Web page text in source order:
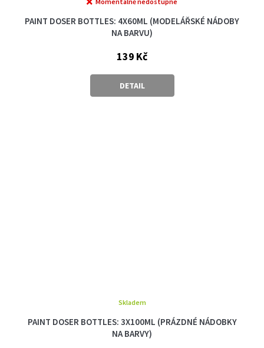
PAINT DOSER BOTTLES: 4X60ML (MODELÁŘSKÉ NÁDOBY
NA BARVU)
139 Kč
DETAIL
PAINT DOSER BOTTLES: 3X100ML (PRÁZDNÉ NÁDOBKY
NA BARVY)
Skladem